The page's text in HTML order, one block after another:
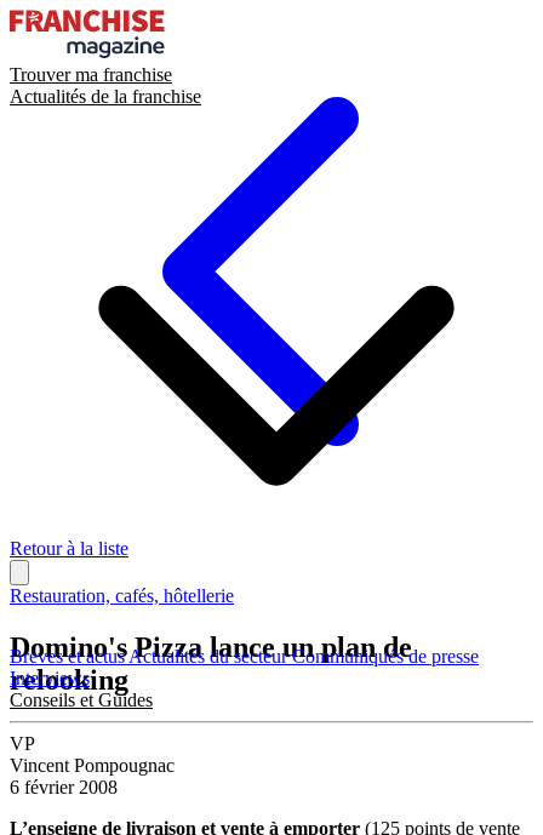
Trouver ma franchise
Actualités de la franchise
Brèves et actusActualités du secteurCommuniqués de presse
Interviews
Conseils et Guides
Retour à la liste
Restauration, cafés, hôtellerie
Domino's Pizza lance un plan de
relooking
VP
Vincent Pompougnac
6 février 2008
L’enseigne de livraison et vente à emporter (125 points de vente